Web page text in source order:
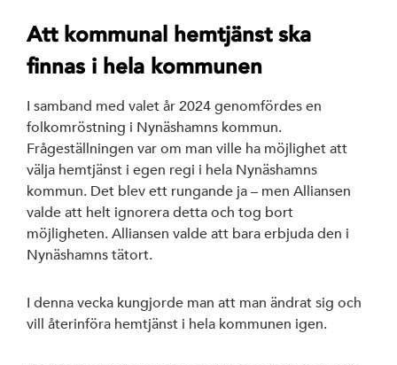
Att kommunal hemtjänst ska
finnas i hela kommunen
I samband med valet år 2024 genomfördes en
folkomröstning i Nynäshamns kommun.
Frågeställningen var om man ville ha möjlighet att
välja hemtjänst i egen regi i hela Nynäshamns
kommun. Det blev ett rungande ja – men Alliansen
valde att helt ignorera detta och tog bort
möjligheten. Alliansen valde att bara erbjuda den i
Nynäshamns tätort.
I denna vecka kungjorde man att man ändrat sig och
vill återinföra hemtjänst i hela kommunen igen.